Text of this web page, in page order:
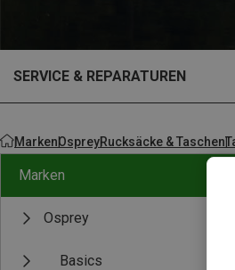
SERVICE & REPARATUREN
MarkenOspreyRucksäcke & Taschen
Marken
Osprey
Basics